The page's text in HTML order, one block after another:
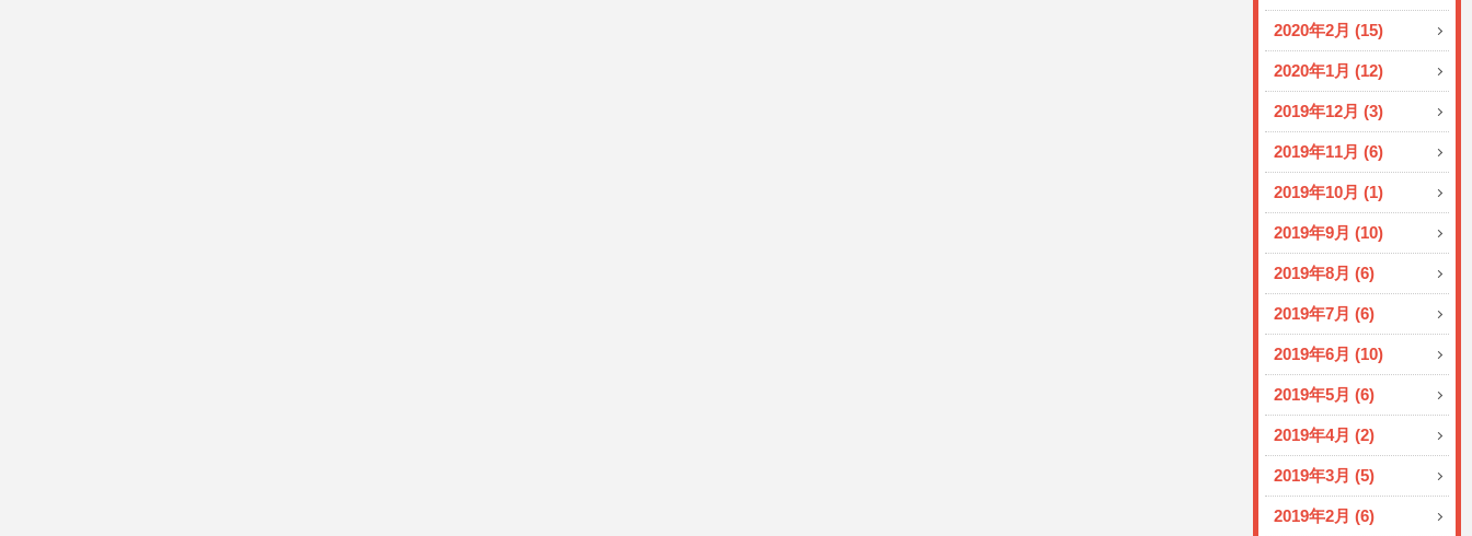
2020年2月 (15)
2020年1月 (12)
2019年12月 (3)
2019年11月 (6)
2019年10月 (1)
2019年9月 (10)
2019年8月 (6)
2019年7月 (6)
2019年6月 (10)
2019年5月 (6)
2019年4月 (2)
2019年3月 (5)
2019年2月 (6)